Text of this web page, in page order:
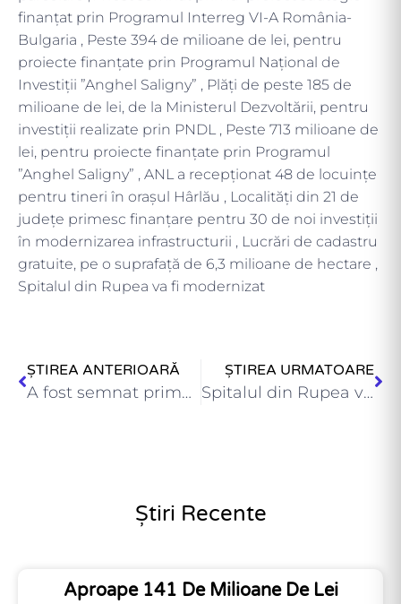
finanțat prin Programul Interreg VI-A România-
Bulgaria , Peste 394 de milioane de lei, pentru
proiecte finanțate prin Programul Național de
Investiții ”Anghel Saligny” , Plăți de peste 185 de
milioane de lei, de la Ministerul Dezvoltării, pentru
investiții realizate prin PNDL , Peste 713 milioane de
lei, pentru proiecte finanțate prin Programul
”Anghel Saligny” , ANL a recepţionat 48 de locuinţe
pentru tineri în orașul Hârlău , Localități din 21 de
județe primesc finanțare pentru 30 de noi investiții
în modernizarea infrastructurii , Lucrări de cadastru
gratuite, pe o suprafață de 6,3 milioane de hectare ,
Spitalul din Rupea va fi modernizat
ȘTIREA ANTERIOARĂ
A fost semnat primul proiect strategic finanțat prin Programul Interreg…
ȘTIREA URMATOARE
Spitalul din Rupea va fi modernizat , Peste 286 milioane…
Știri Recente
Aproape 141 De Milioane De Lei